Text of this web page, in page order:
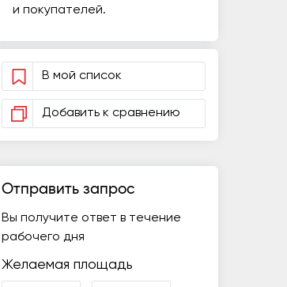
и покупателей.
В мой список
Добавить к сравнению
Отправить запрос
Вы получите ответ в течение
рабочего дня
Желаемая площадь